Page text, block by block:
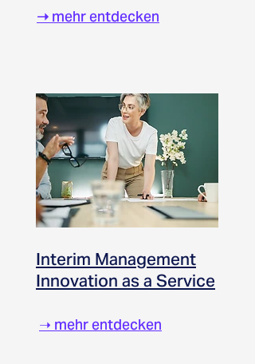
➝ mehr entdecken
Interim Management
Innovation as a Service
➝ mehr entdecken